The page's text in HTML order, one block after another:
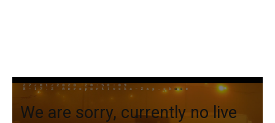
We are sorry, currently no live